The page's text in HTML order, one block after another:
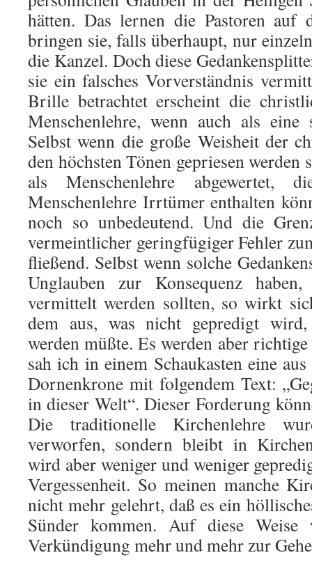
hätten. Das lernen die Pastoren auf
bringen sie, falls überhaupt, nur
die Kanzel. Doch diese
sie ein falsches Vorverständnis
Brille betrachtet erscheint die
Menschenlehre, wenn auch als eine
Selbst wenn die große Weisheit der
den höchsten Tönen gepriesen
als Menschenlehre abgewertet,
Menschenlehre Irrtümer enthalten
noch so unbedeutend. Und die
vermeintlicher geringfügiger Fehler
fließend. Selbst wenn solche
Unglauben zur Konsequenz
vermittelt werden sollten, so wirkt
dem aus, was nicht gepredigt
werden müßte. Es werden aber
sah ich in einem Schaukasten eine
Dornenkrone mit folgendem Text:
in dieser Welt“. Dieser Forderung
Die traditionelle Kirchenlehre
verworfen, sondern bleibt in
wird aber weniger und weniger
Vergessenheit. So meinen manche
nicht mehr gelehrt, daß es ein
Sünder kommen. Auf diese
Verkündigung mehr und mehr zur